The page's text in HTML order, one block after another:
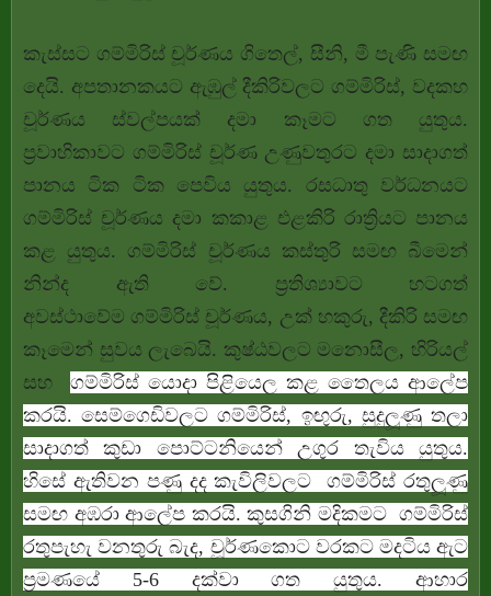
කැස්සට ගම්මිරිස් චූර්ණය ගිතෙල්, සීනි, මී පැණි සමඟ
දෙයි. අපතානකයට ඇඹුල් දීකිරිවලට ගම්මිරිස්, වදකහ
චූර්ණය ස්වල්පයක් දමා කෑමට ගත යුතුය.
ප්‍රවාහිකාවට ගම්මිරිස් චූර්ණ උණුවතුරට දමා සාදාගත්
පානය ටික ටික පෙවිය යුතුය. රසධාතු වර්ධනයට
ගම්මිරිස් චූර්ණය දමා කකාළ එළකිරි රාත්‍රියට පානය
කළ යුතුය. ගම්මිරිස් චූර්ණය කස්තුරි සමඟ බීමෙන්
නින්ද ඇති වේ. ප්‍රතිශ්‍යාවට හටගත්
අවස්ථාවේම ගම්මිරිස් චූර්ණය, උක් හකුරු, දීකිරි සමඟ
කෑමෙන් සුවය ලැබෙයි. කුෂ්ඨවලට මනොසීල, හිරියල්
සහ ගම්මිරිස් යොදා පිළියෙල කළ තෛලය ආලේප
කරයි. සෙම්ගෙඩිවලට ගම්මිරිස්, ඉඟුරු, සුදුලූණු තලා
සාදාගත් කුඩා පොට්ටනියෙන් උගුර තැවිය යුතුය.
හිසේ ඇතිවන පණු දද කැවිලිවලට ගම්මිරිස් රතුලූණු
සමඟ අඹරා ආලේප කරයි. කුසගිනි මදිකමට ගම්මිරිස්
රතුපැහැ වනතුරු බැද, චූර්ණකොට වරකට මදටිය ඇට
ප්‍රමණයේ 5-6 දක්වා ගත යුතුය. ආහාර